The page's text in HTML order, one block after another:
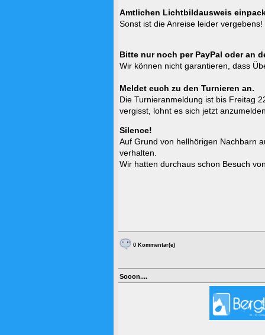
Amtlichen Lichtbildausweis
Sonst ist die Anreise leider vergebens!
Bitte nur noch per PayPal oder an
Wir können nicht garantieren, dass
Meldet euch zu den Turnieren an.
Die Turnieranmeldung ist bis Freitag
vergisst, lohnt es sich jetzt
Silence!
Auf Grund von hellhörigen Nachbarn
verhalten.
Wir hatten durchaus schon Besuch
0 Kommentar(e)
Sooon....